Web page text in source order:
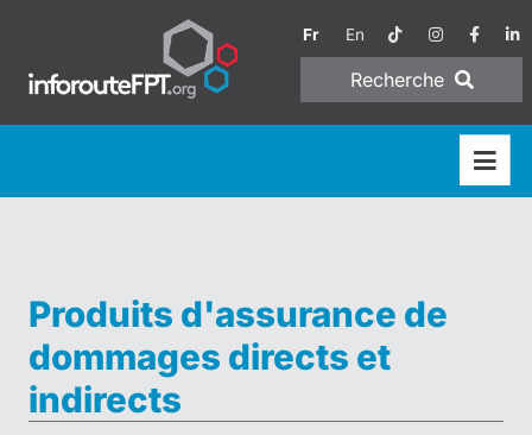
Fr En
Recherche
Produits d'assurance de
dommages directs et
indirects